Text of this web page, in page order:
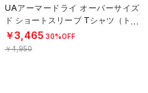
UAアーマードライ オーバーサイズ
ド ショートスリーブ Tシャツ（トレ
ーニング/WOMEN）
￥3,465 30%OFF
￥4,950